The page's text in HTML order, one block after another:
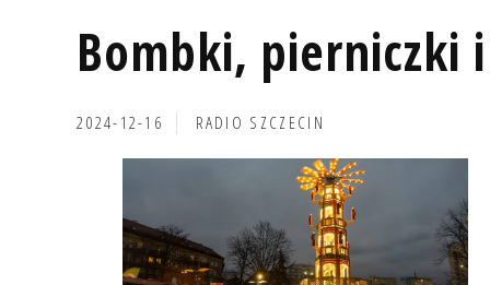
Bombki, pierniczki
2024-12-16 RADIO SZCZECIN